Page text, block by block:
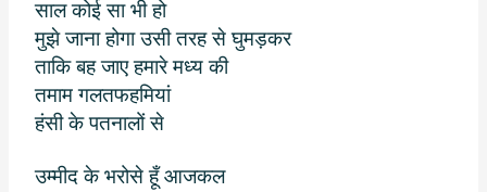
साल कोई सा भी हो
मुझे जाना होगा उसी तरह से घुमड़कर
ताकि बह जाए हमारे मध्य की
तमाम गलतफहमियां
हंसी के पतनालों से
उम्मीद के भरोसे हूँ आजकल